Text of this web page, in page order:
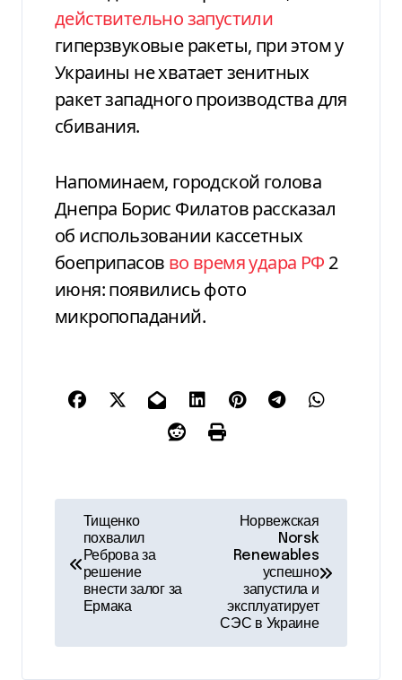
действительно запустили
гиперзвуковые ракеты, при этом у
Украины не хватает зенитных
ракет западного производства для
сбивания.
Напоминаем, городской голова
Днепра Борис Филатов рассказал
об использовании кассетных
боеприпасов во время удара РФ 2
июня: появились фото
микропопаданий.
Тищенко
похвалил
Реброва за
решение
внести залог за
Ермака
Норвежская
Norsk
Renewables
успешно
запустила и
эксплуатирует
СЭС в Украине